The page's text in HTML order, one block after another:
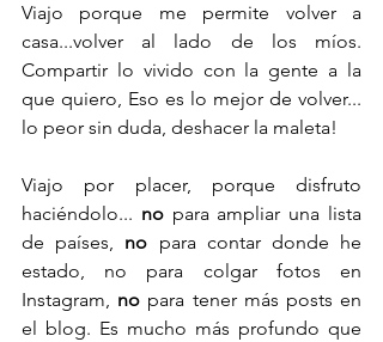
Viajo porque me permite volver a
casa...volver al lado de los míos.
Compartir lo vivido con la gente a la
que quiero, Eso es lo mejor de volver...
lo peor sin duda, deshacer la maleta!
Viajo por placer, porque disfruto
haciéndolo... no para ampliar una lista
de países, no para contar donde he
estado, no para colgar fotos en
Instagram, no para tener más posts en
el blog. Es mucho más profundo que